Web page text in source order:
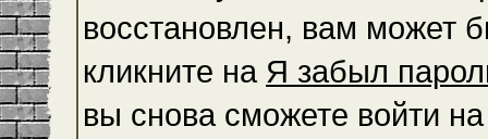
восстановлен, вам может
кликните на Я забыл
вы снова сможете войти